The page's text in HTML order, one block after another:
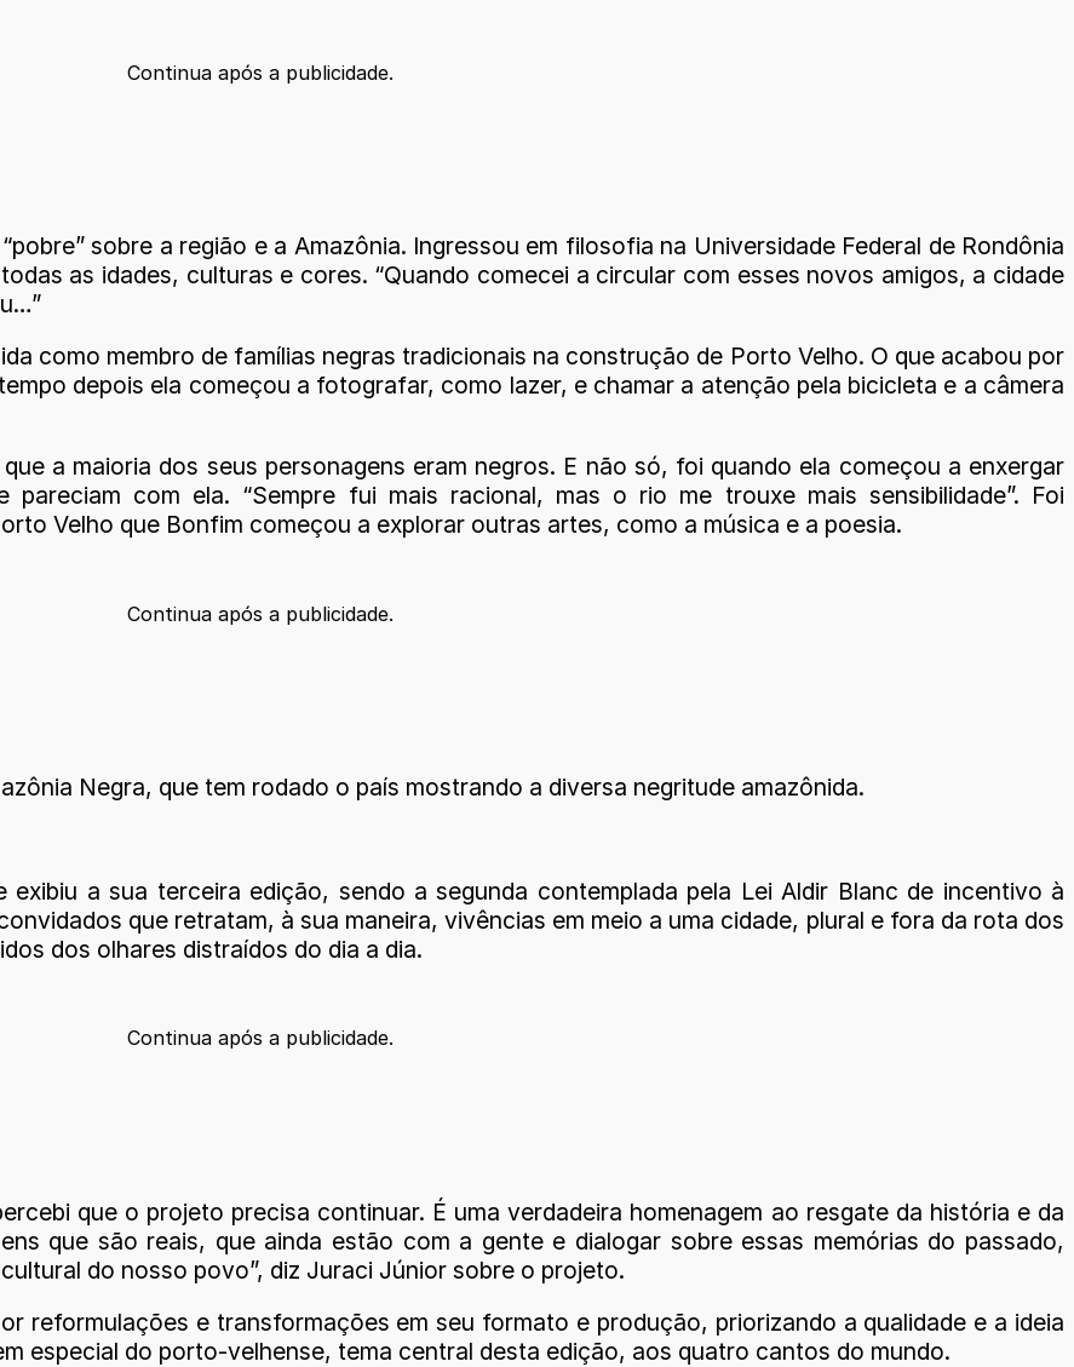
Continua após a publicidade.
sobre a região e a Amazônia. Ingressou em filosofia na Universidade Federal de Rondônia
as idades, culturas e cores. “Quando comecei a circular com esses novos amigos, a cidade
como membro de famílias negras tradicionais na construção de Porto Velho. O que acabou por
depois ela começou a fotografar, como lazer, e chamar a atenção pela bicicleta e a câmera
a maioria dos seus personagens eram negros. E não só, foi quando ela começou a enxergar
pareciam com ela. “Sempre fui mais racional, mas o rio me trouxe mais sensibilidade”. Foi
Velho que Bonfim começou a explorar outras artes, como a música e a poesia.
Continua após a publicidade.
Negra, que tem rodado o país mostrando a diversa negritude amazônida.
a sua terceira edição, sendo a segunda contemplada pela Lei Aldir Blanc de incentivo à
que retratam, à sua maneira, vivências em meio a uma cidade, plural e fora da rota dos
dos olhares distraídos do dia a dia.
Continua após a publicidade.
que o projeto precisa continuar. É uma verdadeira homenagem ao resgate da história e da
que são reais, que ainda estão com a gente e dialogar sobre essas memórias do passado,
do nosso povo”, diz Juraci Júnior sobre o projeto.
reformulações e transformações em seu formato e produção, priorizando a qualidade e a ideia
especial do porto-velhense, tema central desta edição, aos quatro cantos do mundo.